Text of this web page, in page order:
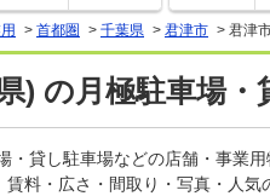
> 首都圏 > 千葉県 > 君津市 > 君津
) の月極駐車場・
・貸し駐車場などの店舗・事業
料・広さ・間取り・写真・人